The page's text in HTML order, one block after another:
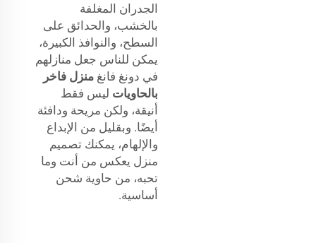
الجدران المغلفة
بالخشب، والحدائق على
السطح، والنوافذ الكبيرة،
يمكن للناس جعل منازلهم
في دونغ فانغ منزل فاخر
بالحاويات ليس فقط
أنيقة، ولكن مريحة ودافئة
أيضًا. وبقليل من الإبداع
والإلهام، يمكنك تصميم
منزل يعكس من أنت وما
تحبه، من حاوية شحن
أساسية.